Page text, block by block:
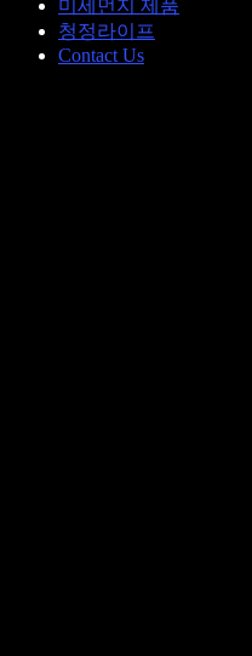
미세먼지 제품
청정라이프
Contact Us